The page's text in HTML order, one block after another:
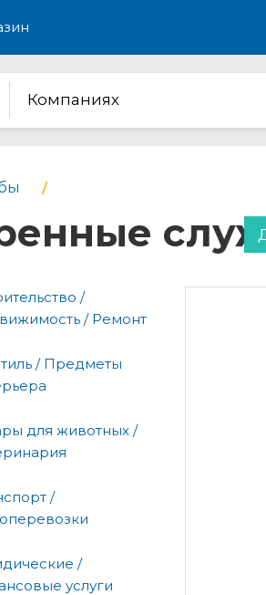
Компаниях
/
/ Ремонт
/ Предметы
для животных /
/
/
услуги